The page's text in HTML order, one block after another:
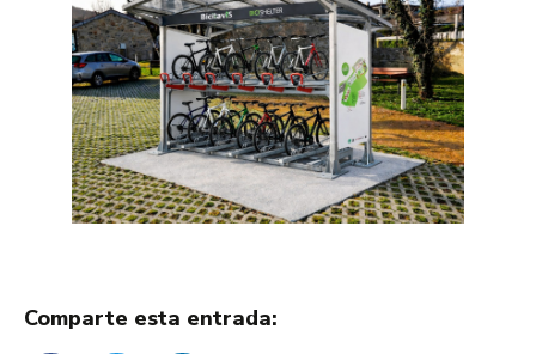
Comparte esta entrada: